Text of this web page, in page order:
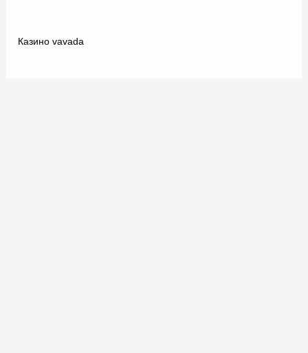
Казино vavada